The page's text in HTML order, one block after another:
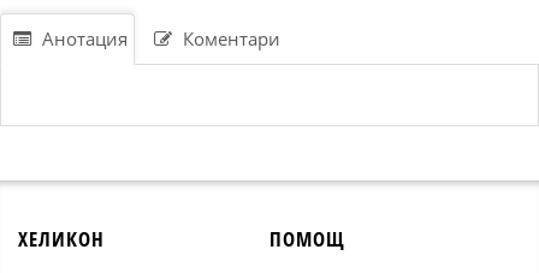
Анотация Коментари
ХЕЛИКОН ПОМОЩ